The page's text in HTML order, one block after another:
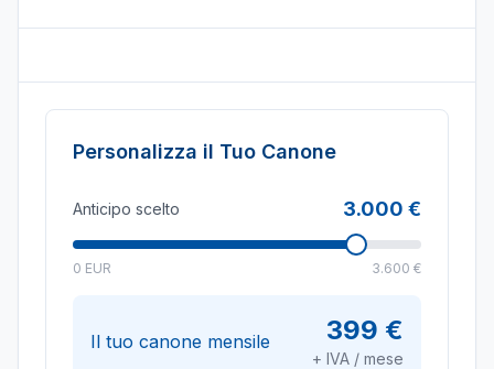
Personalizza il Tuo Canone
Anticipo scelto 3.000 €
0 EUR 3.600 €
Il tuo canone mensile 399 €
+ IVA / mese